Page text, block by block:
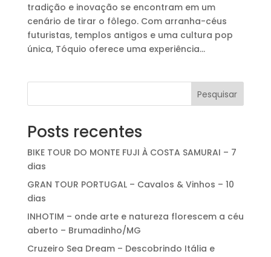
tradição e inovação se encontram em um
cenário de tirar o fôlego. Com arranha-céus
futuristas, templos antigos e uma cultura pop
única, Tóquio oferece uma experiência...
Pesquisar
Posts recentes
BIKE TOUR DO MONTE FUJI À COSTA SAMURAI – 7
dias
GRAN TOUR PORTUGAL – Cavalos & Vinhos – 10
dias
INHOTIM – onde arte e natureza florescem a céu
aberto – Brumadinho/MG
Cruzeiro Sea Dream – Descobrindo Itália e